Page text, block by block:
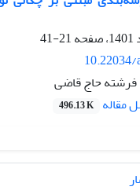
21-41
فرشته حاج قاضی
مقاله 496.13 K